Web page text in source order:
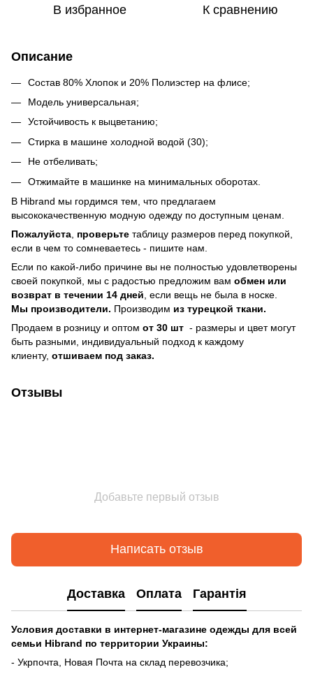
В избранное К сравнению
Описание
Состав 80% Хлопок и 20% Полиэстер на флисе;
Модель универсальная;
Устойчивость к выцветанию;
Стирка в машине холодной водой (30);
Не отбеливать;
Отжимайте в машинке на минимальных оборотах.
В Hibrand мы гордимся тем, что предлагаем
высококачественную модную одежду по доступным ценам.
Пожалуйста проверьте таблицу размеров перед покупкой,
если в чем то сомневаетесь - пишите нам.
Если по какой-либо причине вы не полностью удовлетворены
своей покупкой, мы с радостью предложим вам обмен или
возврат в течении 14 дней , если вещь не была в носке.
Мы производители. Производим из турецкой ткани.
Продаем в розницу и оптом от 30 шт - размеры и цвет могут
быть разными, индивидуальный подход к каждому
клиенту, отшиваем под заказ.
Отзывы
Добавьте первый отзыв
Написать отзыв
Доставка Оплата Гарантія
Условия доставки в интернет-магазине одежды для всей
семьи Hibrand по территории Украины:
- Укрпочта, Новая Почта на склад перевозчика;